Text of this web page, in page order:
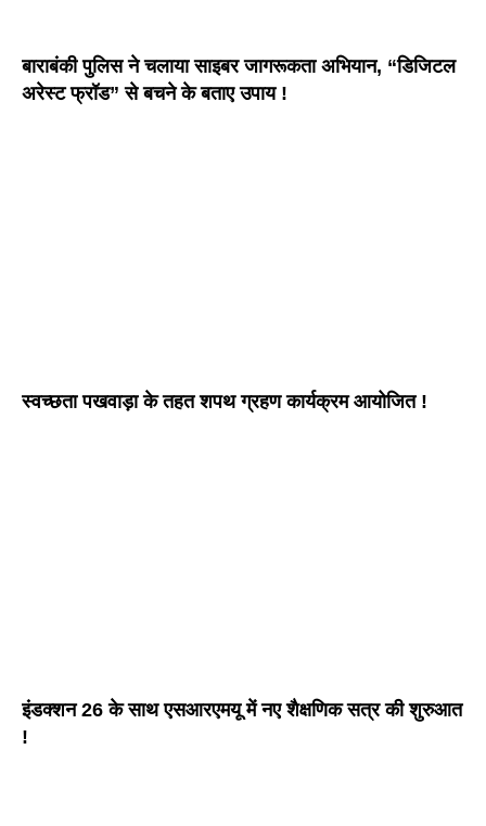
बाराबंकी पुलिस ने चलाया साइबर जागरूकता अभियान, “डिजिटल
अरेस्ट फ्रॉड” से बचने के बताए उपाय !
स्वच्छता पखवाड़ा के तहत शपथ ग्रहण कार्यक्रम आयोजित !
इंडक्शन 26 के साथ एसआरएमयू में नए शैक्षणिक सत्र की शुरुआत
!